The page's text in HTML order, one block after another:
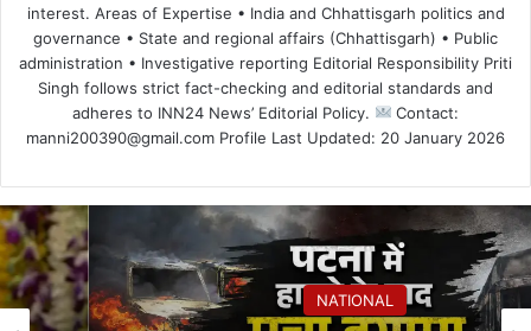
interest. Areas of Expertise • India and Chhattisgarh politics and
governance • State and regional affairs (Chhattisgarh) • Public
administration • Investigative reporting Editorial Responsibility Priti
Singh follows strict fact-checking and editorial standards and
adheres to INN24 News’ Editorial Policy.
Contact:
manni200390@gmail.com Profile Last Updated: 20 January 2026
NATIONAL